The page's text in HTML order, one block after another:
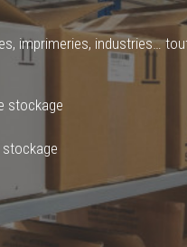
imprimeries, industries…
stockage